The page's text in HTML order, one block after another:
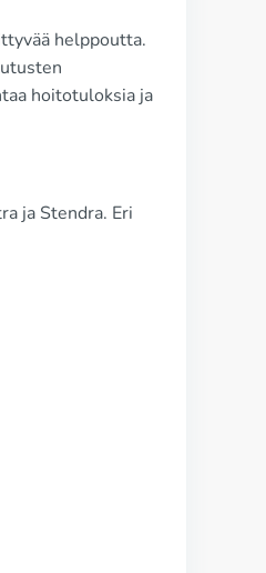
helppoutta.
hoitotuloksia ja
ja Stendra. Eri